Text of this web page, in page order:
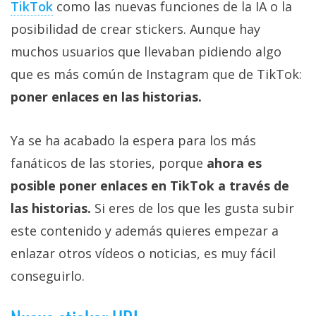
TikTok como las nuevas funciones de la IA o la
posibilidad de crear stickers. Aunque hay
muchos usuarios que llevaban pidiendo algo
que es más común de Instagram que de TikTok:
poner enlaces en las historias.
Ya se ha acabado la espera para los más
fanáticos de las stories, porque ahora es
posible poner enlaces en TikTok a través de
las historias. Si eres de los que les gusta subir
este contenido y además quieres empezar a
enlazar otros vídeos o noticias, es muy fácil
conseguirlo.